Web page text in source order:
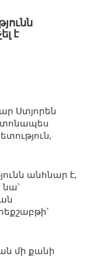
է
Ստյորեն
անհնար է,
նա՝
մի քանի